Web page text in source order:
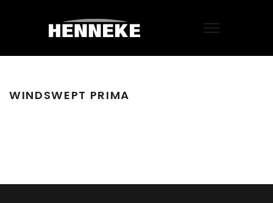
WINDSWEPT PRIMA